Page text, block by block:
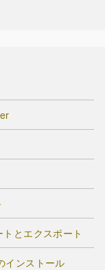
とエクスポート
インストール